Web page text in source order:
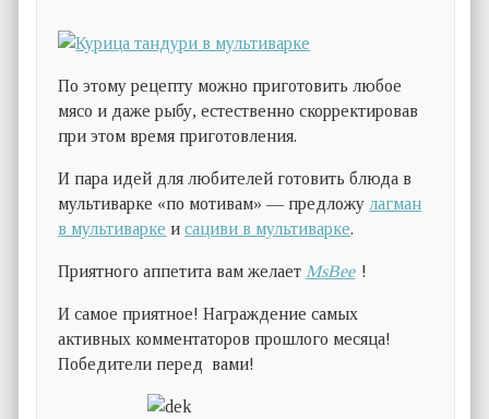
По этому рецепту можно приготовить любое
мясо и даже рыбу, естественно скорректировав
при этом время приготовления.
И пара идей для любителей готовить блюда в
мультиварке «по мотивам» — предложулагман
в мультиварке исациви в мультиварке.
Приятного аппетита вам желает MsBee !
И самое приятное! Награждение самых
активных комментаторов прошлого месяца!
Победители перед вами!